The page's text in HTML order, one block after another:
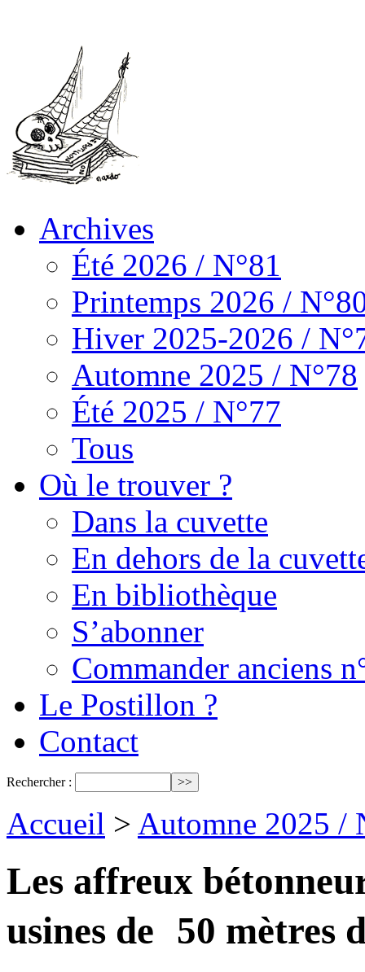
Archives
Été 2026 / N°81
Printemps 2026 /
Hiver 2025-2026 /
Automne 2025 / N°78
Été 2025 / N°77
Tous
Où le trouver ?
Dans la cuvette
En dehors de la
En bibliothèque
S’abonner
Commander anciens
Le Postillon ?
Contact
Rechercher :
Accueil > Automne 2025 /
Les affreux
usines de 50 mètres